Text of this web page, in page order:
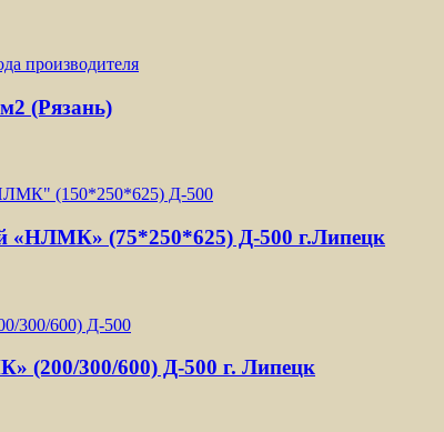
(Рязань)
«НЛМК» (75*250*625) Д-500 г.Липецк
(200/300/600) Д-500 г. Липецк